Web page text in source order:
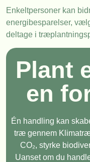
Enkeltpersoner kan
energibesparelser,
deltage i
Plant
en
Én handling kan
træ gennem
CO₂, styrke
Uanset om du